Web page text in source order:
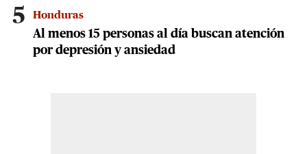
5 Honduras
Al menos 15 personas al día buscan atención
por depresión y ansiedad